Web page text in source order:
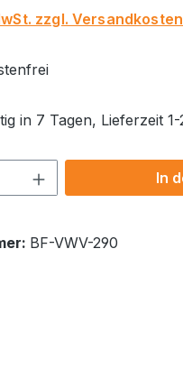
zzgl. Versandkosten
in 7 Tagen, Lieferzeit
Gib den
In
BF-VWV-290